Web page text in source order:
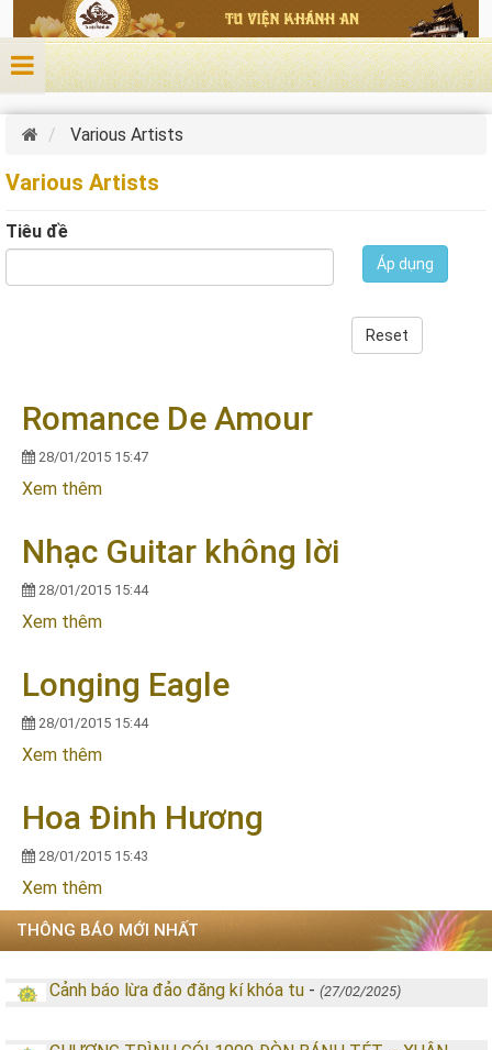
Nhảy đến nội dung
Various Artists
Various Artists
Tiêu đề
Áp dụng
Reset
Romance De Amour
28/01/2015 15:47
Xem thêm
Nhạc Guitar không lời
28/01/2015 15:44
Xem thêm
Longing Eagle
28/01/2015 15:44
Xem thêm
Hoa Đinh Hương
28/01/2015 15:43
Xem thêm
THÔNG BÁO MỚI NHẤT
Cảnh báo lừa đảo đăng kí khóa tu - (27/02/2025)